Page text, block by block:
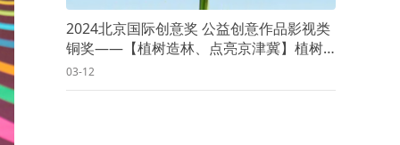
2024北京国际创意奖 公益创意作品影视类
铜奖——【植树造林、点亮京津冀】植树
为了什么？
03-12